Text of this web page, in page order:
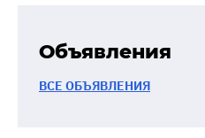
Объявления
ВСЕ ОБЪЯВЛЕНИЯ